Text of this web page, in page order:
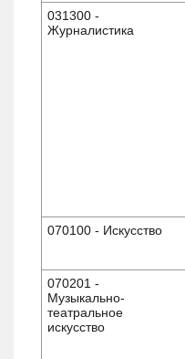
031300 -
Журналистика
070100 - Искусство
070201 -
Музыкально-
театральное
искусство